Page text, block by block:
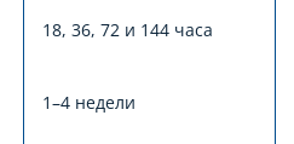
18, 36, 72 и 144 часа
1–4 недели